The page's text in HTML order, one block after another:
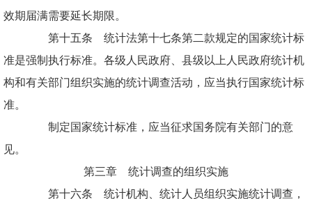
效期届满需要延长期限。
第十五条 统计法第十七条第二款规定的国家统计标
准是强制执行标准。各级人民政府、县级以上人民政府统计机
构和有关部门组织实施的统计调查活动，应当执行国家统计标
准。
制定国家统计标准，应当征求国务院有关部门的意
见。
第三章 统计调查的组织实施
第十六条 统计机构、统计人员组织实施统计调查，